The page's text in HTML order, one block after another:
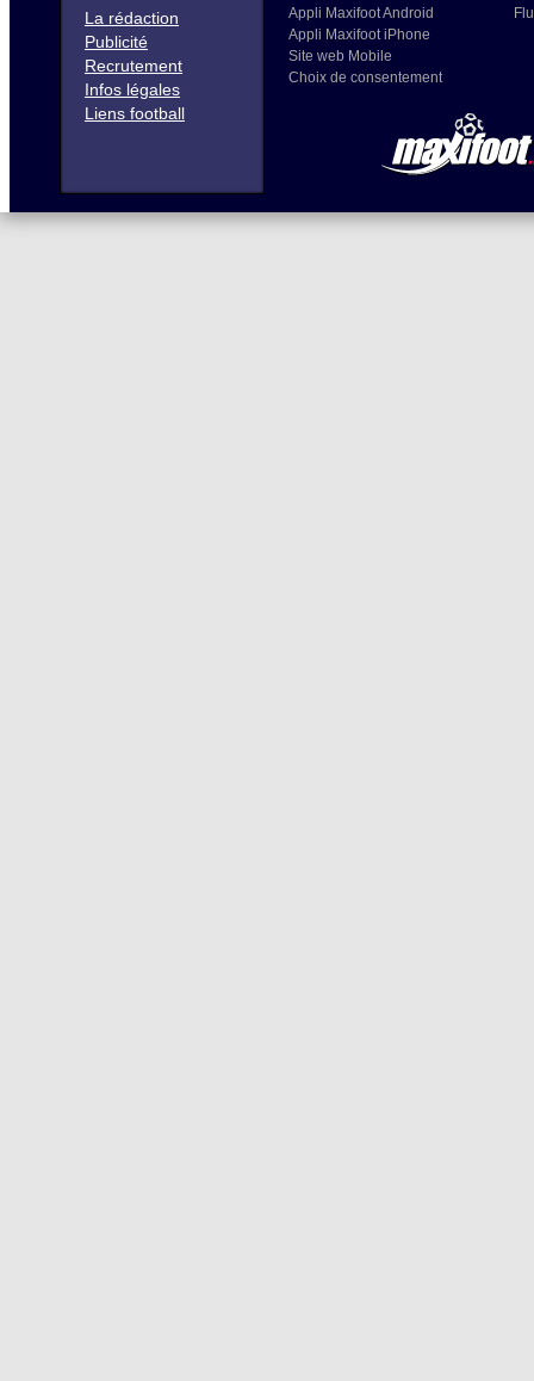
La rédaction
Publicité
Recrutement
Infos légales
Liens football
Appli Maxifoot Android
Appli Maxifoot iPhone
Site web Mobile
Choix de consentement